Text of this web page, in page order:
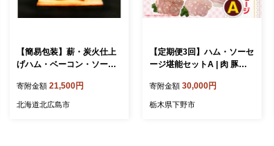
【簡易包装】薪・炭火仕上
げハム・ベーコン・ソーセ
ベーコン ソーセージ ハム
豚肉 肉
寄附金額 21,500円
北海道北広島市
【定期便3回】ハム・ソーセ
ージ堪能セットA | 肉 豚肉
ージ ギフト セット 手作り
低添加 栃木県 特産品
寄附金額 30,000円
栃木県下野市